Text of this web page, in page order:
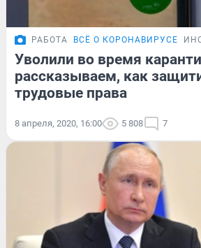
РАБОТА ВСЁ О КОРОНАВИРУСЕ
Уволили во время
рассказываем, как
трудовые права
8 апреля, 2020, 16:00 5 808 7